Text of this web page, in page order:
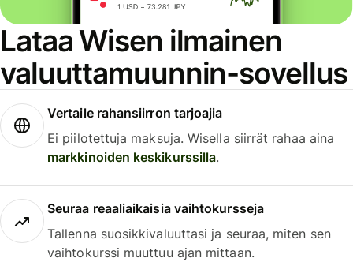
Lataa Wisen ilmainen
valuuttamuunnin-sovellus
Vertaile rahansiirron tarjoajia
Ei piilotettuja maksuja. Wisella siirrät rahaa aina
markkinoiden keskikurssilla.
Seuraa reaaliaikaisia vaihtokursseja
Tallenna suosikkivaluuttasi ja seuraa, miten sen
vaihtokurssi muuttuu ajan mittaan.